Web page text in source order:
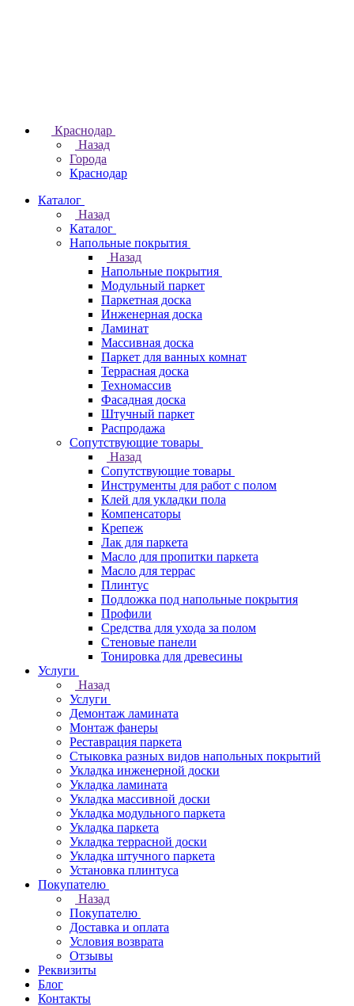
Краснодар
Назад
Города
Краснодар
Каталог
Назад
Каталог
Напольные покрытия
Назад
Напольные покрытия
Модульный паркет
Паркетная доска
Инженерная доска
Ламинат
Массивная доска
Паркет для ванных комнат
Террасная доска
Техномассив
Фасадная доска
Штучный паркет
Распродажа
Сопутствующие товары
Назад
Сопутствующие товары
Инструменты для работ с полом
Клей для укладки пола
Компенсаторы
Крепеж
Лак для паркета
Масло для пропитки паркета
Масло для террас
Плинтус
Подложка под напольные покрытия
Профили
Средства для ухода за полом
Стеновые панели
Тонировка для древесины
Услуги
Назад
Услуги
Демонтаж ламината
Монтаж фанеры
Реставрация паркета
Стыковка разных видов напольных покрытий
Укладка инженерной доски
Укладка ламината
Укладка массивной доски
Укладка модульного паркета
Укладка паркета
Укладка террасной доски
Укладка штучного паркета
Установка плинтуса
Покупателю
Назад
Покупателю
Доставка и оплата
Условия возврата
Отзывы
Реквизиты
Блог
Контакты